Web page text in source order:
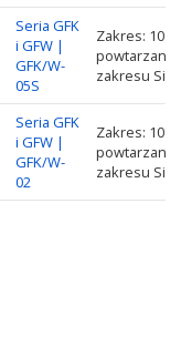
Seria GFK
i GFW |
GFK/W-
05S
Zakres: 10
zakresu
Seria GFK
i GFW |
GFK/W-
02
Zakres: 10
zakresu